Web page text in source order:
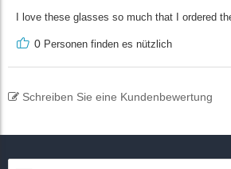
I love these glasses so much that I ordered
0 Personen finden es nützlich
Schreiben Sie eine Kundenbewertung